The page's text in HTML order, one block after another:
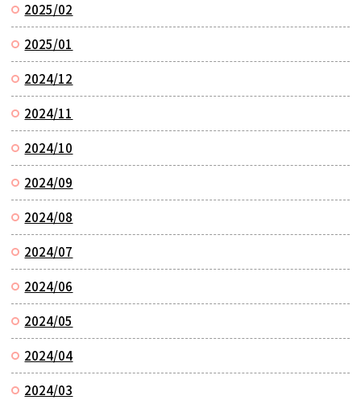
2025/02
2025/01
2024/12
2024/11
2024/10
2024/09
2024/08
2024/07
2024/06
2024/05
2024/04
2024/03